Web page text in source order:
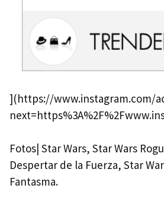
](https://www.instagram.com/
Fotos| Star Wars, Star Wars
Despertar de la Fuerza, Star
Fantasma.